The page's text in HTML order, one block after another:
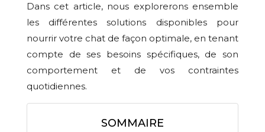
Dans cet article, nous explorerons ensemble
les différentes solutions disponibles pour
nourrir votre chat de façon optimale, en tenant
compte de ses besoins spécifiques, de son
comportement et de vos contraintes
quotidiennes.
SOMMAIRE